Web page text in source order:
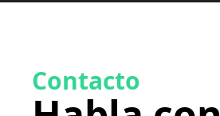
Contacto